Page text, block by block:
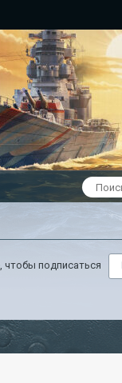
чтобы подписаться